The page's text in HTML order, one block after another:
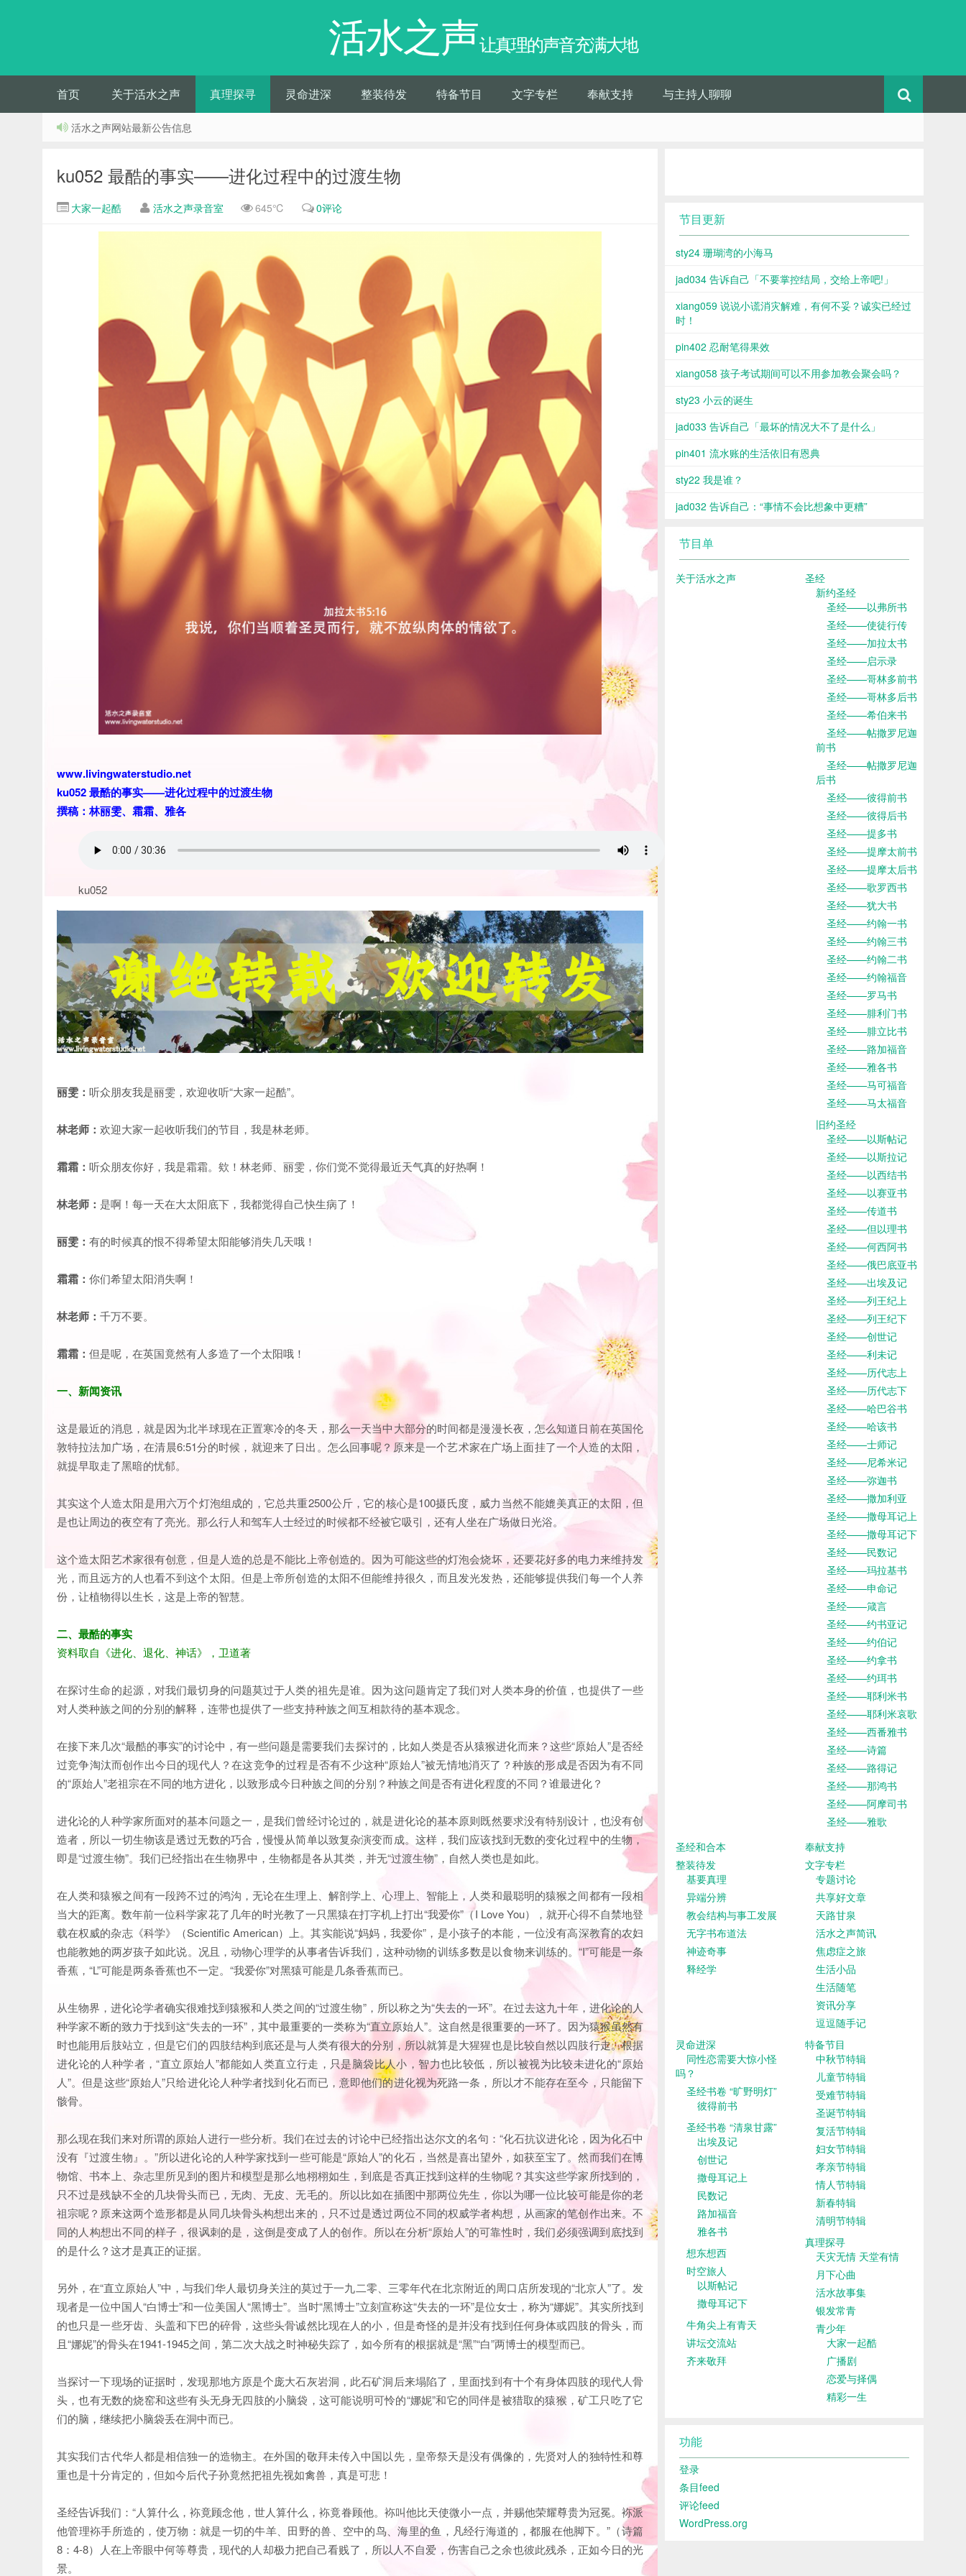
活水之声让真理的声音充满大地
首页 关于活水之声 真理探寻 灵命进深 整装待发 特备节目 文字专栏 奉献支持 与主持人聊聊
活水之声网站最新公告信息
ku052 最酷的事实——进化过程中的过渡生物
大家一起酷 活水之声录音室 645℃ 0评论
www.livingwaterstudio.net
ku052 最酷的事实——进化过程中的过渡生物
撰稿：林丽雯、霜霜、雅各
ku052
丽雯： 听众朋友我是丽雯，欢迎收听“大家一起酷”。
林老师： 欢迎大家一起收听我们的节目，我是林老师。
霜霜： 听众朋友你好，我是霜霜。欸！林老师、丽雯，你们觉不觉得最近天气真的好热啊！
林老师： 是啊！每一天在大太阳底下，我都觉得自己快生病了！
丽雯： 有的时候真的恨不得希望太阳能够消失几天哦！
霜霜： 你们希望太阳消失啊！
林老师： 千万不要。
霜霜： 但是呢，在英国竟然有人多造了一个太阳哦！
一、新闻资讯
这是最近的消息，就是因为北半球现在正置寒冷的冬天，那么一天当中大部分的时间都是漫漫长夜，怎么知道日前在英国伦
敦特拉法加广场，在清晨6:51分的时候，就迎来了日出。怎么回事呢？原来是一个艺术家在广场上面挂了一个人造的太阳，
就提早取走了黑暗的忧郁。
其实这个人造太阳是用六万个灯泡组成的，它总共重2500公斤，它的核心是100摄氏度，威力当然不能媲美真正的太阳，但
是也让周边的夜空有了亮光。那么行人和驾车人士经过的时候都不经被它吸引，还有人坐在广场做日光浴。
这个造太阳艺术家很有创意，但是人造的总是不能比上帝创造的。因为可能这些的灯泡会烧坏，还要花好多的电力来维持发
光，而且远方的人也看不到这个太阳。但是上帝所创造的太阳不但能维持很久，而且发光发热，还能够提供我们每一个人养
份，让植物得以生长，这是上帝的智慧。
二、最酷的事实
资料取自《进化、退化、神话》，卫道著
在探讨生命的起源，对我们最切身的问题莫过于人类的祖先是谁。因为这问题肯定了我们对人类本身的价值，也提供了一些
对人类种族之间的分别的解释，连带也提供了一些支持种族之间互相款待的基本观念。
在接下来几次“最酷的事实”的讨论中，有一些问题是需要我们去探讨的，比如人类是否从猿猴进化而来？这些“原始人”是否经
过竞争淘汰而创作出今日的现代人？在这竞争的过程是否有不少这种“原始人”被无情地消灭了？种族的形成是否因为有不同
的“原始人”老祖宗在不同的地方进化，以致形成今日种族之间的分别？种族之间是否有进化程度的不同？谁最进化？
进化论的人种学家所面对的基本问题之一，是我们曾经讨论过的，就是进化论的基本原则既然要求没有特别设计，也没有创
造者，所以一切生物该是透过无数的巧合，慢慢从简单以致复杂演变而成。这样，我们应该找到无数的变化过程中的生物，
即是“过渡生物”。我们已经指出在生物界中，生物都是各从其类，并无“过渡生物”，自然人类也是如此。
在人类和猿猴之间有一段跨不过的鸿沟，无论在生理上、解剖学上、心理上、智能上，人类和最聪明的猿猴之间都有一段相
当大的距离。数年前一位科学家花了几年的时光教了一只黑猿在打字机上打出“我爱你”（I Love You），就开心得不自禁地登
载在权威的杂志《科学》（Scientific American）上。其实能说“妈妈，我爱你”，是小孩子的本能，一位没有高深教育的农妇
也能教她的两岁孩子如此说。况且，动物心理学的从事者告诉我们，这种动物的训练多数是以食物来训练的。“I”可能是一条
香蕉，“L”可能是两条香蕉也不一定。“我爱你”对黑猿可能是几条香蕉而已。
从生物界，进化论学者确实很难找到猿猴和人类之间的“过渡生物”，所以称之为“失去的一环”。在过去这九十年，进化论的人
种学家不断的致力于找到这“失去的一环”，其中最重要的一类称为“直立原始人”。这自然是很重要的一环了。因为猿猴虽然有
时也能用后肢站立，但是它们的四肢结构到底还是与人类有很大的分别，所以就算是大猩猩也是比较自然以四肢行走。根据
进化论的人种学者，“直立原始人”都能如人类直立行走，只是脑袋比人小，智力也比较低，所以被视为比较未进化的“原始
人”。但是这些“原始人”只给进化论人种学者找到化石而已，意即他们的进化视为死路一条，所以才不能存在至今，只能留下
骸骨。
那么现在我们来对所谓的原始人进行一些分析。我们在过去的讨论中已经指出达尔文的名句：“化石抗议进化论，因为化石中
没有『过渡生物』。”所以进化论的人种学家找到一些可能是“原始人”的化石，当然是喜出望外，如获至宝了。然而我们在博
物馆、书本上、杂志里所见到的图片和模型是那么地栩栩如生，到底是否真正找到这样的生物呢？其实这些学家所找到的，
只不过是残缺不全的几块骨头而已，无肉、无皮、无毛的。所以比如在插图中那两位先生，你以为哪一位比较可能是你的老
祖宗呢？原来这两个造形都是从同几块骨头构想出来的，只不过是透过两位不同的权威学者构想，从画家的笔创作出来。不
同的人构想出不同的样子，很讽刺的是，这倒是变成了人的创作。所以在分析“原始人”的可靠性时，我们必须强调到底找到
的是什么？这才是真正的证据。
另外，在“直立原始人”中，与我们华人最切身关注的莫过于一九二零、三零年代在北京附近的周口店所发现的“北京人”了。发
现者是一位中国人“白博士”和一位美国人“黑博士”。当时“黑博士”立刻宣称这“失去的一环”是位女士，称为“娜妮”。其实所找到
的也只是一些牙齿、头盖和下巴的碎骨，这些头骨诚然比现在人的小，但是奇怪的是并没有找到任何身体或四肢的骨头，而
且“娜妮”的骨头在1941-1945之间，第二次大战之时神秘失踪了，如今所有的根据就是“黑”“白”两博士的模型而已。
当探讨一下现场的证据时，发现那地方原是个庞大石灰岩洞，此石矿洞后来塌陷了，里面找到有十个有身体四肢的现代人骨
头，也有无数的烧窑和这些有头无身无四肢的小脑袋，这可能说明可怜的“娜妮”和它的同伴是被猎取的猿猴，矿工只吃了它
们的脑，继续把小脑袋丢在洞中而已。
其实我们古代华人都是相信独一的造物主。在外国的敬拜未传入中国以先，皇帝祭天是没有偶像的，先贤对人的独特性和尊
重也是十分肯定的，但如今后代子孙竟然把祖先视如禽兽，真是可悲！
圣经告诉我们：“人算什么，袮竟顾念他，世人算什么，袮竟眷顾他。袮叫他比天使微小一点，并赐他荣耀尊贵为冠冕。袮派
他管理袮手所造的，使万物：就是一切的牛羊、田野的兽、空中的鸟、海里的鱼，凡经行海道的，都服在他脚下。”（诗篇
8：4-8）人在上帝眼中何等尊贵，现代的人却极力把自己看贱了，所以人不自爱，伤害自己之余也彼此残杀，正如今日的光
景。
节目更新
sty24 珊瑚湾的小海马
jad034 告诉自己「不要掌控结局，交给上帝吧!」
xiang059 说说小谎消灾解难，有何不妥？诚实已经过
时！
pin402 忍耐笔得果效
xiang058 孩子考试期间可以不用参加教会聚会吗？
sty23 小云的诞生
jad033 告诉自己「最坏的情况大不了是什么」
pin401 流水账的生活依旧有恩典
sty22 我是谁？
jad032 告诉自己：“事情不会比想象中更糟”
节目单
关于活水之声
圣经
新约圣经
圣经——以弗所书
圣经——使徒行传
圣经——加拉太书
圣经——启示录
圣经——哥林多前书
圣经——哥林多后书
圣经——希伯来书
圣经——帖撒罗尼迦
前书
圣经——帖撒罗尼迦
后书
圣经——彼得前书
圣经——彼得后书
圣经——提多书
圣经——提摩太前书
圣经——提摩太后书
圣经——歌罗西书
圣经——犹大书
圣经——约翰一书
圣经——约翰三书
圣经——约翰二书
圣经——约翰福音
圣经——罗马书
圣经——腓利门书
圣经——腓立比书
圣经——路加福音
圣经——雅各书
圣经——马可福音
圣经——马太福音
旧约圣经
圣经——以斯帖记
圣经——以斯拉记
圣经——以西结书
圣经——以赛亚书
圣经——传道书
圣经——但以理书
圣经——何西阿书
圣经——俄巴底亚书
圣经——出埃及记
圣经——列王纪上
圣经——列王纪下
圣经——创世记
圣经——利未记
圣经——历代志上
圣经——历代志下
圣经——哈巴谷书
圣经——哈该书
圣经——士师记
圣经——尼希米记
圣经——弥迦书
圣经——撒加利亚
圣经——撒母耳记上
圣经——撒母耳记下
圣经——民数记
圣经——玛拉基书
圣经——申命记
圣经——箴言
圣经——约书亚记
圣经——约伯记
圣经——约拿书
圣经——约珥书
圣经——耶利米书
圣经——耶利米哀歌
圣经——西番雅书
圣经——诗篇
圣经——路得记
圣经——那鸿书
圣经——阿摩司书
圣经——雅歌
圣经和合本
奉献支持
整装待发
基要真理
异端分辨
教会结构与事工发展
无字书布道法
神迹奇事
释经学
文字专栏
专题讨论
共享好文章
天路甘泉
活水之声简讯
焦虑症之旅
生活小品
生活随笔
资讯分享
逗逗随手记
灵命进深
同性恋需要大惊小怪
吗？
圣经书卷 “旷野明灯”
彼得前书
圣经书卷 “清泉甘露”
出埃及记
创世记
撒母耳记上
民数记
路加福音
雅各书
想东想西
时空旅人
以斯帖记
撒母耳记下
牛角尖上有青天
讲坛交流站
齐来敬拜
特备节目
中秋节特辑
儿童节特辑
受难节特辑
圣诞节特辑
复活节特辑
妇女节特辑
孝亲节特辑
情人节特辑
新春特辑
清明节特辑
真理探寻
天灾无情 天堂有情
月下心曲
活水故事集
银发常青
青少年
大家一起酷
广播剧
恋爱与择偶
精彩一生
功能
登录
条目feed
评论feed
WordPress.org